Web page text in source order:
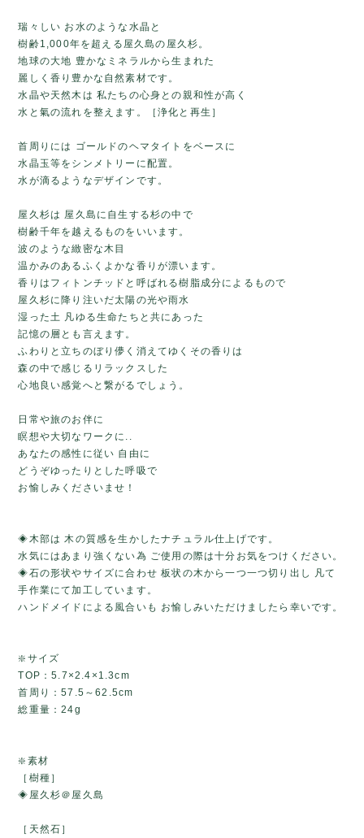
瑞々しい お水のような水晶と
樹齢1,000年を超える屋久島の屋久杉。
地球の大地 豊かなミネラルから生まれた
麗しく香り豊かな自然素材です。
水晶や天然木は 私たちの心身との親和性が高く
水と氣の流れを整えます。［浄化と再生］
首周りには ゴールドのヘマタイトをベースに
水晶玉等をシンメトリーに配置。
水が滴るようなデザインです。
屋久杉は 屋久島に自生する杉の中で
樹齢千年を越えるものをいいます。
波のような緻密な木目
温かみのあるふくよかな香りが漂います。
香りはフィトンチッドと呼ばれる樹脂成分によるもので
屋久杉に降り注いだ太陽の光や雨水
湿った土 凡ゆる生命たちと共にあった
記憶の層とも言えます。
ふわりと立ちのぼり儚く消えてゆくその香りは
森の中で感じるリラックスした
心地良い感覚へと繋がるでしょう。
日常や旅のお伴に
瞑想や大切なワークに..
あなたの感性に従い 自由に
どうぞゆったりとした呼吸で
お愉しみくださいませ！
◈木部は 木の質感を生かしたナチュラル仕上げです。
水気にはあまり強くない為 ご使用の際は十分お気をつけください。
◈石の形状やサイズに合わせ 板状の木から一つ一つ切り出し 凡て
手作業にて加工しています。
ハンドメイドによる風合いも お愉しみいただけましたら幸いです。
❇️サイズ
TOP：5.7×2.4×1.3cm
首周り：57.5～62.5cm
総重量：24g
❇️素材
［樹種］
◈屋久杉＠屋久島
［天然石］